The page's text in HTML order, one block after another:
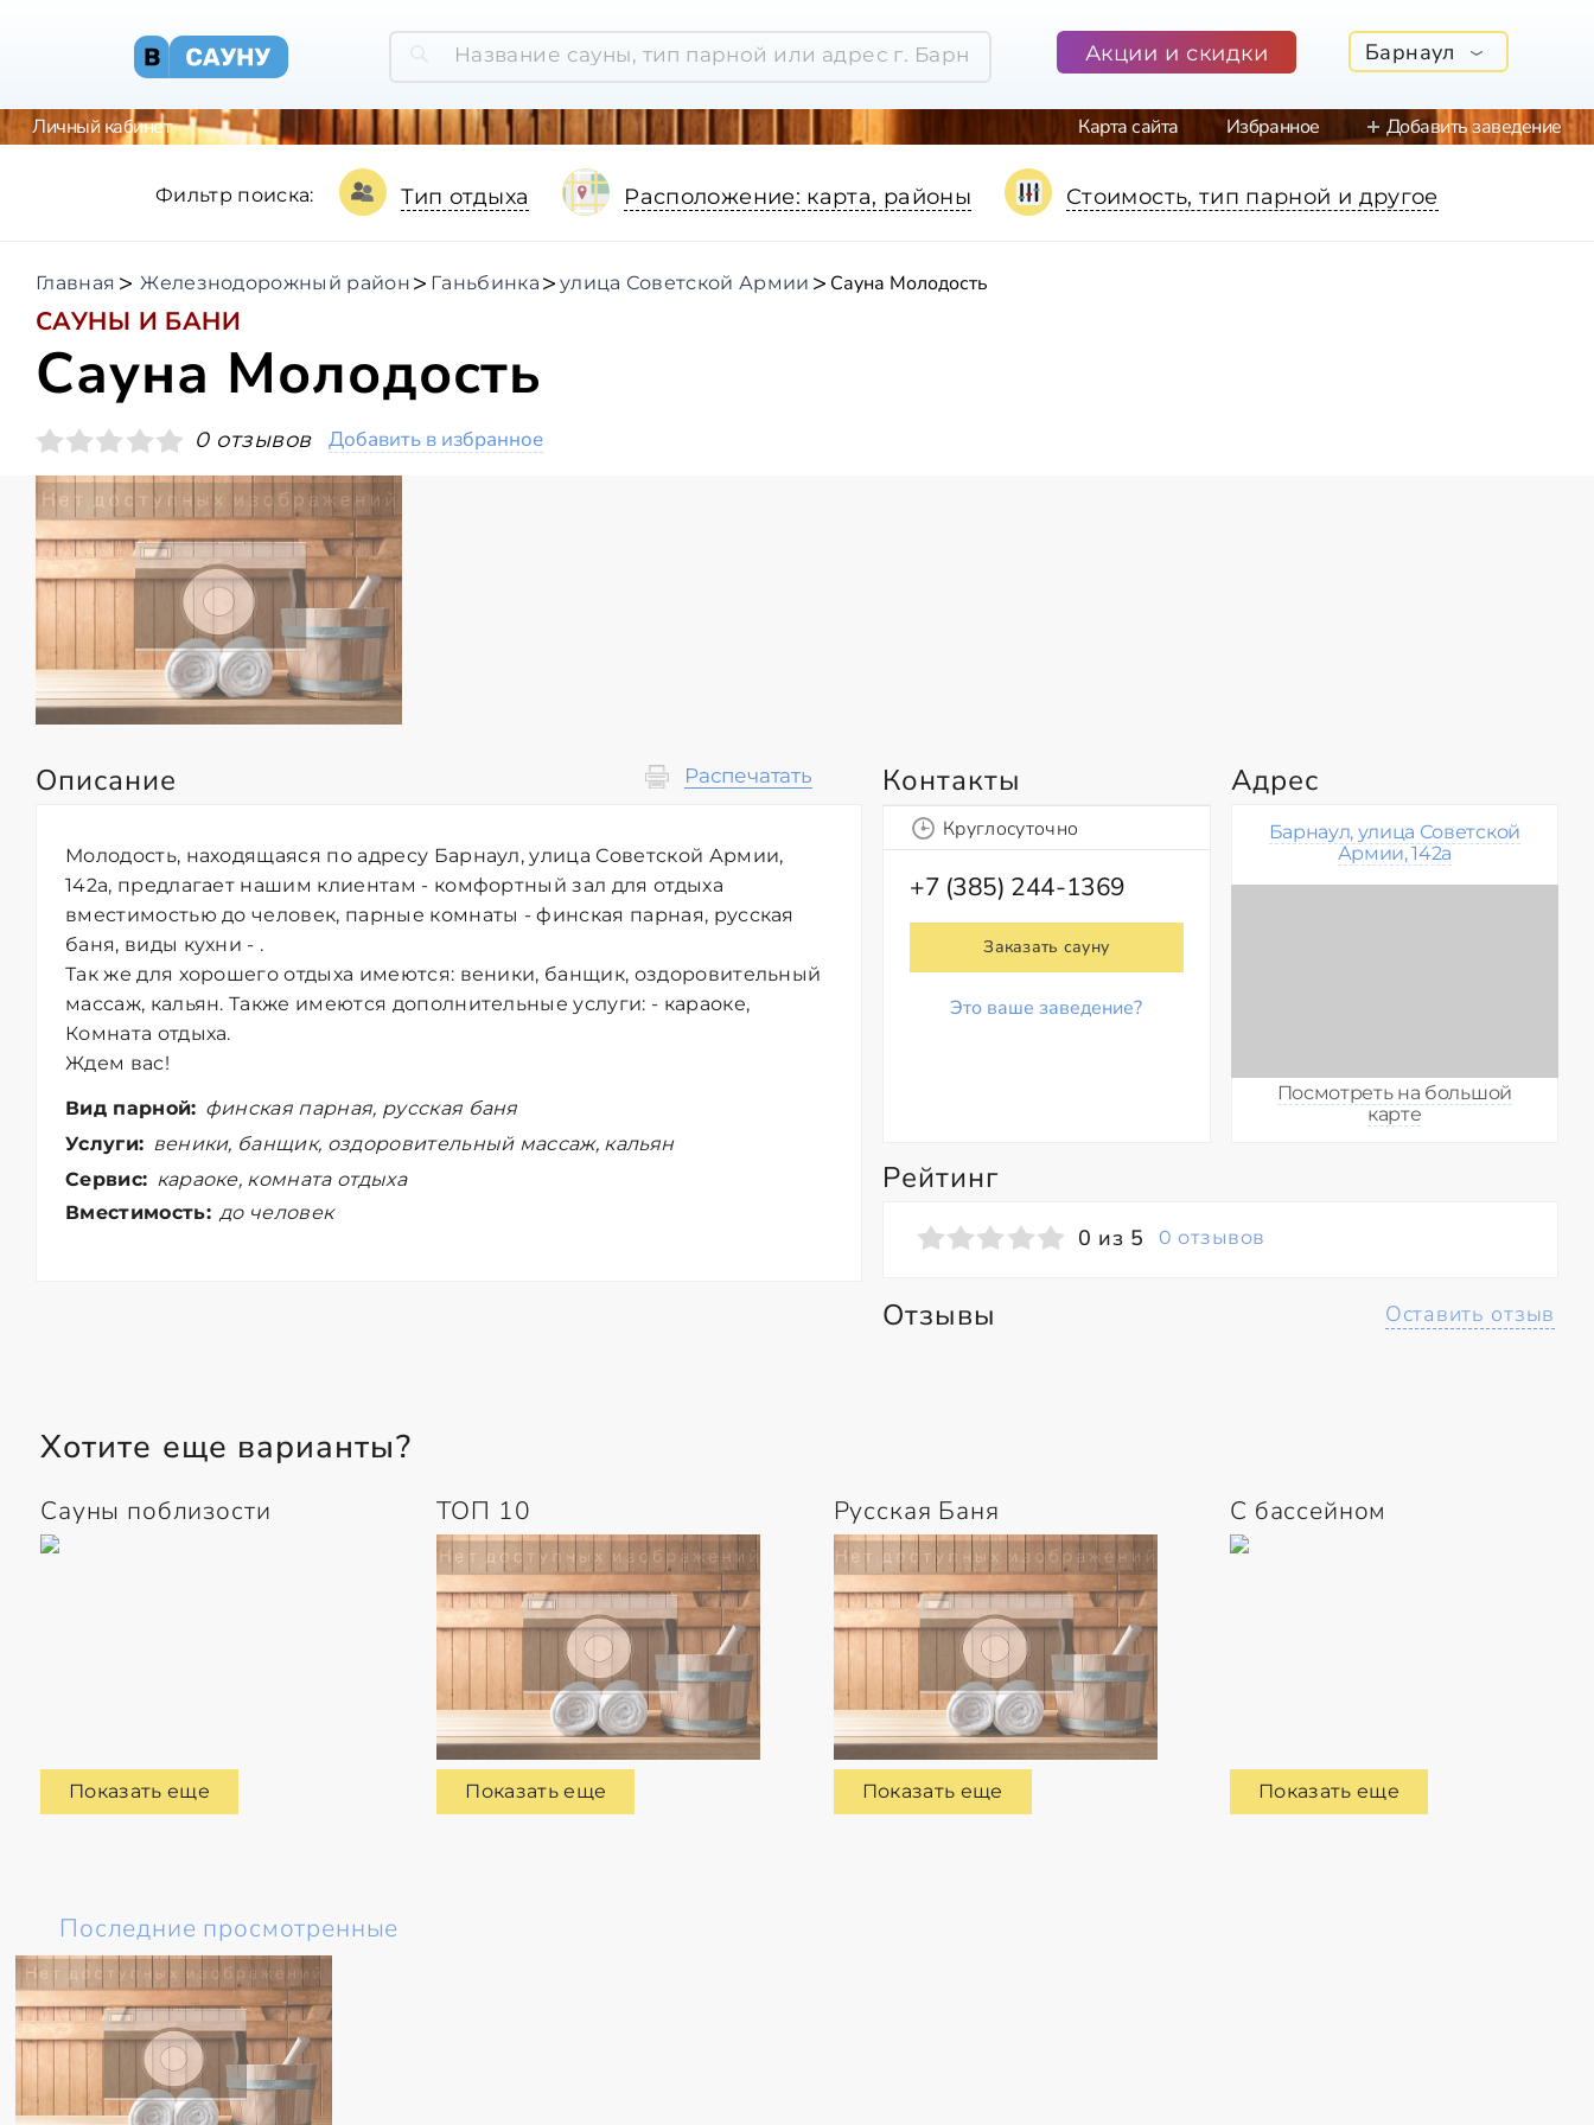
Акции и скидки Барнаул
Личный кабинет Карта сайта Избранное Добавить заведение
Фильтр поиска: Тип отдыха Расположение: карта, районы Стоимость, тип парной и другое
Главная Железнодорожный район Ганьбинка улица Советской Армии Сауна Молодость
САУНЫ И БАНИ
Сауна Молодость
0 отзывов Добавить в избранное
Описание Распечатать
Молодость, находящаяся по адресу Барнаул, улица Советской Армии,
142а, предлагает нашим клиентам - комфортный зал для отдыха
вместимостью до человек, парные комнаты - финская парная, русская
баня, виды кухни - .
Так же для хорошего отдыха имеются: веники, банщик, оздоровительный
массаж, кальян. Также имеются дополнительные услуги: - караоке,
Комната отдыха.
Ждем вас!
Вид парной: финская парная, русская баня
Услуги: веники, банщик, оздоровительный массаж, кальян
Сервис: караоке, комната отдыха
Вместимость: до человек
Контакты
Круглосуточно
+7 (385) 244-1369
Заказать сауну
Это ваше заведение?
Адрес
Барнаул, улица Советской
Армии, 142а
Посмотреть на большой
карте
Рейтинг
0 из 5 0 отзывов
Отзывы Оставить отзыв
Хотите еще варианты?
Сауны поблизости
Показать еще
ТОП 10
Показать еще
Русская Баня
Показать еще
С бассейном
Показать еще
Последние просмотренные